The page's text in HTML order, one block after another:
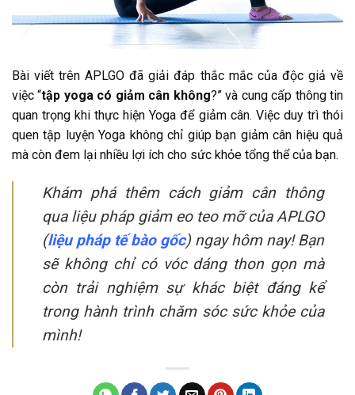
Bài viết trên APLGO đã giải đáp thắc mắc của độc giả về
việc “tập yoga có giảm cân không?” và cung cấp thông tin
quan trọng khi thực hiện Yoga để giảm cân. Việc duy trì thói
quen tập luyện Yoga không chỉ giúp bạn giảm cân hiệu quả
mà còn đem lại nhiều lợi ích cho sức khỏe tổng thể của bạn.
Khám phá thêm cách giảm cân thông
qua liệu pháp giảm eo teo mỡ của APLGO
(liệu pháp tế bào gốc) ngay hôm nay! Bạn
sẽ không chỉ có vóc dáng thon gọn mà
còn trải nghiệm sự khác biệt đáng kể
trong hành trình chăm sóc sức khỏe của
mình!